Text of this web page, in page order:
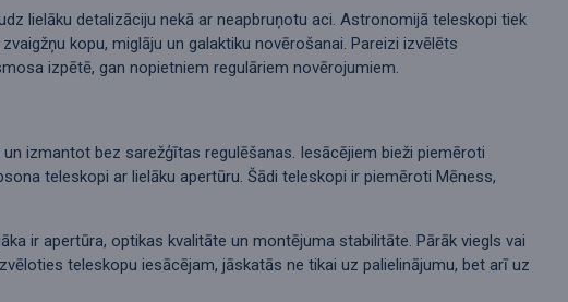
lielāku detalizāciju nekā ar neapbruņotu aci. Astronomijā teleskopi tiek
kopu, miglāju un galaktiku novērošanai. Pareizi izvēlēts
izpētē, gan nopietniem regulāriem novērojumiem.
izmantot bez sarežģītas regulēšanas. Iesācējiem bieži piemēroti
teleskopi ar lielāku apertūru. Šādi teleskopi ir piemēroti Mēness,
ir apertūra, optikas kvalitāte un montējuma stabilitāte. Pārāk viegls vai
teleskopu iesācējam, jāskatās ne tikai uz palielinājumu, bet arī uz